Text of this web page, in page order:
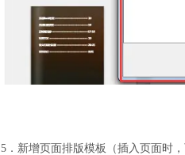
5．新增页面排版模板（插入页面时